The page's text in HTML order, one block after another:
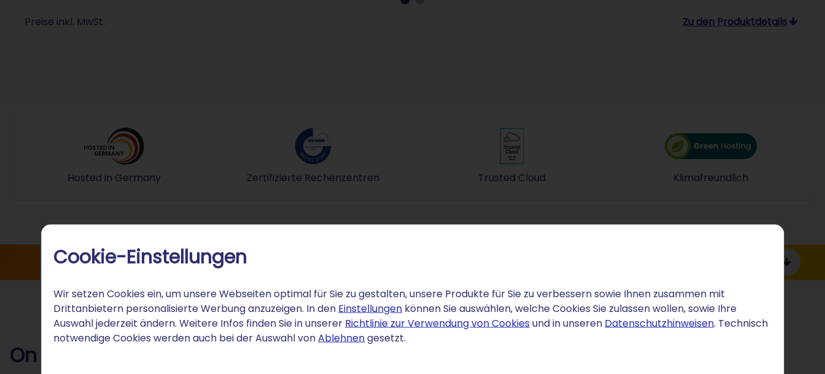
Cookie-Einstellungen
Wir setzen Cookies ein, um unsere Webseiten optimal für Sie zu gestalten, unsere Produkte für Sie zu verbessern sowie Ihnen zusammen mit
Drittanbietern personalisierte Werbung anzuzeigen. In den Einstellungen können Sie auswählen, welche Cookies Sie zulassen wollen, sowie Ihre
Auswahl jederzeit ändern. Weitere Infos finden Sie in unserer Richtlinie zur Verwendung von Cookies und in unseren Datenschutzhinweisen. Technisch
notwendige Cookies werden auch bei der Auswahl vonAblehnengesetzt.
Preise inkl. MwSt. Zu den Produktdetails
Hosted in Germany
Zertifizierte Rechenzentren
Trusted Cloud
Klimafreundlich
Definition On-Premise Vor- und Nachteile
On Premises oder Cloud: Das ist der Unterschied